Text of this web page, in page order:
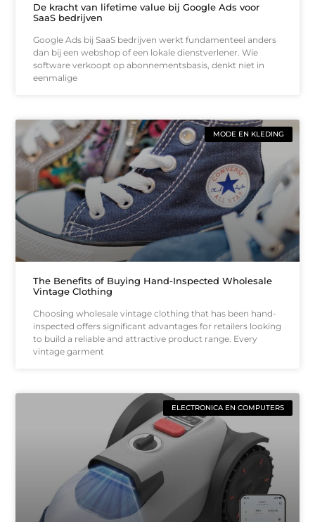
De kracht van lifetime value bij Google Ads voor
SaaS bedrijven
Google Ads bij SaaS bedrijven werkt fundamenteel anders
dan bij een webshop of een lokale dienstverlener. Wie
software verkoopt op abonnementsbasis, denkt niet in
eenmalige
MODE EN KLEDING
The Benefits of Buying Hand-Inspected Wholesale
Vintage Clothing
Choosing wholesale vintage clothing that has been hand-
inspected offers significant advantages for retailers looking
to build a reliable and attractive product range. Every
vintage garment
ELECTRONICA EN COMPUTERS